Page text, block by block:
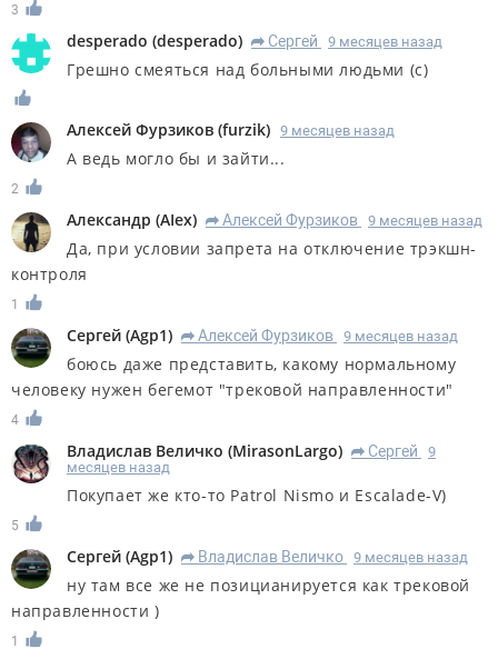
3
desperado (desperado) R Сергей 9 месяцев назад
Грешно смеяться над больными людьми (с)
Алексей Фурзиков (furzik) 9 месяцев назад
А ведь могло бы и зайти...
2
Александр (AIex) R Алексей Фурзиков 9 месяцев назад
Да, при условии запрета на отключение трэкшн-
контроля
1
Сергей (Agp1) R Алексей Фурзиков 9 месяцев назад
боюсь даже представить, какому нормальному
человеку нужен бегемот "трековой направленности"
4
Владислав Величко (MirasonLargo) R Сергей
9
месяцев назад
Покупает же кто-то Patrol Nismo и Escalade-V)
5
Сергей (Agp1) R Владислав Величко 9 месяцев назад
ну там все же не позицианируется как трековой
направленности )
1